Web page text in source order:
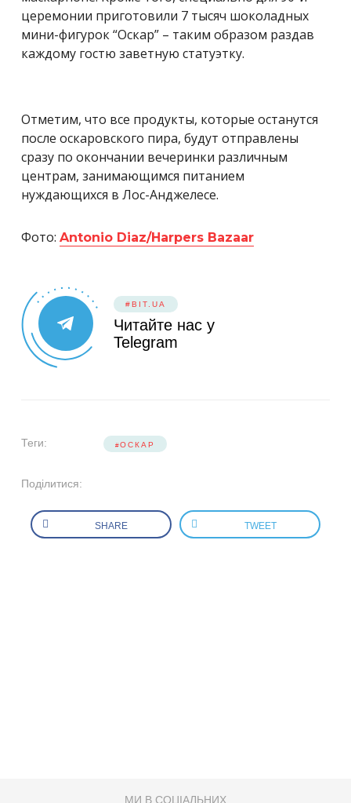
церемонии приготовили 7 тысяч шоколадных
мини-фигурок “Оскар” – таким образом раздав
каждому гостю заветную статуэтку.
Отметим, что все продукты, которые останутся
после оскаровского пира, будут отправлены
сразу по окончании вечеринки различным
центрам, занимающимся питанием
нуждающихся в Лос-Анджелесе.
Фото: Antonio Diaz/Harpers Bazaar
#BIT.UA
Читайте нас у
Telegram
Теги: ОСКАР
Поділитися:
SHARE TWEET
МИ В СОЦІАЛЬНИХ